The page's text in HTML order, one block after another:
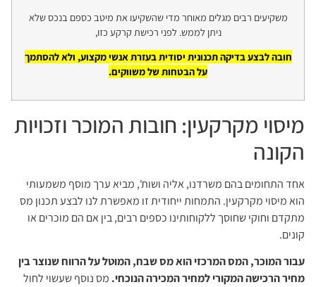
משקיעים רבים מגלים מאוחר מדי שהשקיעו את מיטב כספם בנכס שלא
ניתן לממש. לפני רכישת קרקע כזו,
חובה לבצע בדיקה תכנונית יסודית בעזרת אנשי מקצוע, ולא להסתמך
על הבטחות של משווקים.
מיסוי מקרקעין: חובות המוכר וזכויות
הקונה
אחד התחומים בהם משרדנו, אליה ושות', מביא ערך מוסף משמעותי
הוא מיסוי מקרקעין. התמחות ייחודית זו מאפשרת לנו לבצע תכנון מס
מתקדם וחוקי שחוסך ללקוחותינו כספים רבים, בין אם הם מוכרים או
קונים.
עבור המוכר, המס המרכזי הוא מס שבח, המוטל על הרווח שנוצר בין
מחיר הרכישה המקורי למחיר המכירה הנוכחי. מס נוסף שעשוי לחול